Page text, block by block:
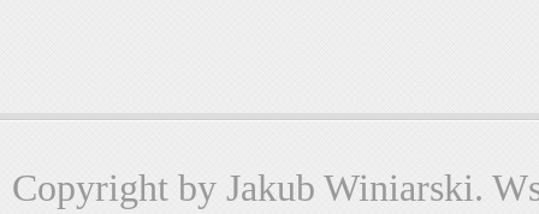
Copyright by Jakub Winiarski.